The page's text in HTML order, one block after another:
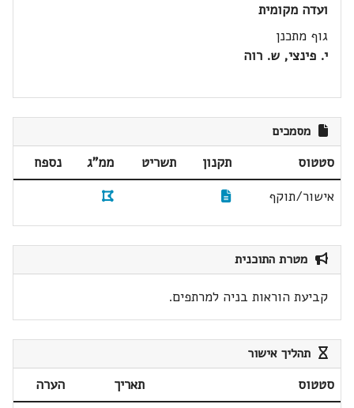
ועדה מקומית
גוף מתכנן
י. פינצי, ש. רוה
מסמכים
סטטוס תקנון תשריט ממ"ג
נספח
אישור/תוקף
מטרת התוכנית
קביעת הוראות בניה למרתפים.
תהליך אישור
סטטוס תאריך
הערה